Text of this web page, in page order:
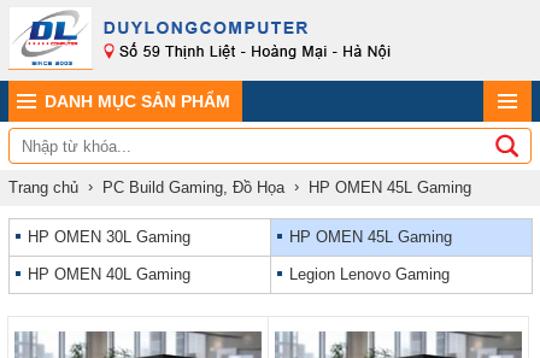
DANH MỤC SẢN PHẨM
Trang chủ PC Build Gaming, Đồ Họa HP OMEN 45L Gaming
HP OMEN 30L Gaming HP OMEN 45L Gaming
HP OMEN 40L Gaming Legion Lenovo Gaming